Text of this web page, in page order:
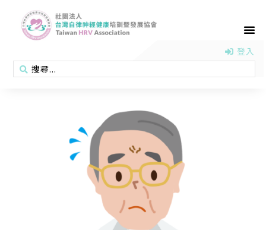
登入